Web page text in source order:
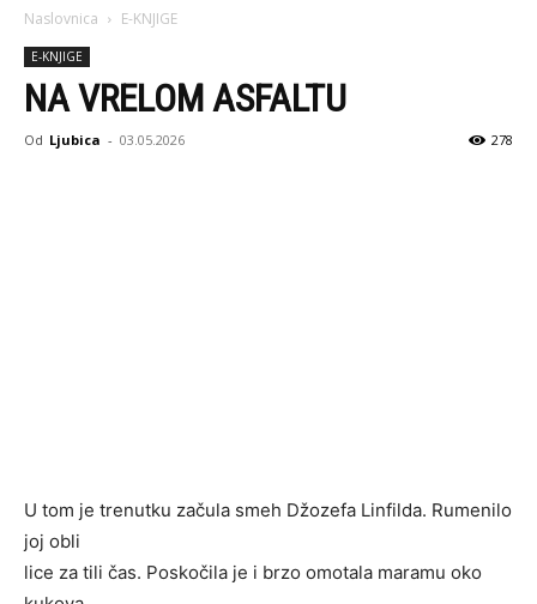
Naslovnica E-KNJIGE
E-KNJIGE
NA VRELOM ASFALTU
Od Ljubica - 03.05.2026 278
U tom je trenutku začula smeh Džozefa Linfilda. Rumenilo
joj obli
lice za tili čas. Poskočila je i brzo omotala maramu oko